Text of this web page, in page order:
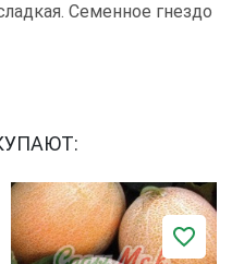
Семенное гнездо